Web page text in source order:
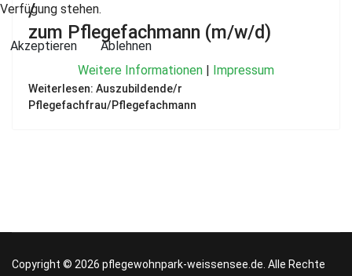
/
zum Pflegefachmann (m/w/d)
Weiterlesen: Auszubildende/r
Pflegefachfrau/Pflegefachmann
Copyright © 2026 pflegewohnpark-weissensee.de. Alle Rechte
Verfügung stehen.
Akzeptieren
Ablehnen
Weitere Informationen | Impressum